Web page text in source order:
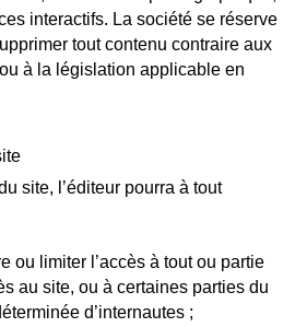
interactifs. La société se réserve
tout contenu contraire aux
à la législation applicable en
site, l’éditeur pourra à tout
ou limiter l’accès à tout ou partie
au site, ou à certaines parties du
d’internautes ;